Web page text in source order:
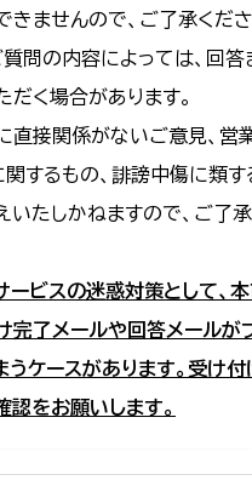
きませんので、ご了承くださ
質問の内容によっては、回答
だく場合があります。
直接関係がないご意見、営
関するもの、誹謗中傷に類す
いたしかねますので、ご了
ービスの迷惑対策として、
完了メールや回答メールが
うケースがあります。受け
認をお願いします。